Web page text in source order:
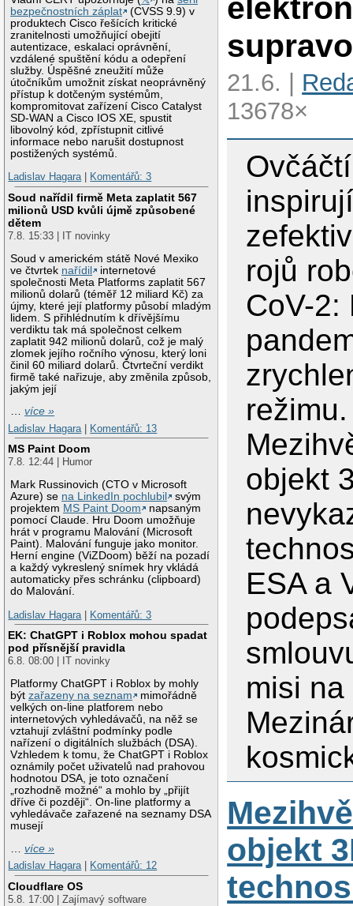
bezpečnostních záplat
(CVSS 9.9) v
produktech Cisco řešících kritické
zranitelnosti umožňující obejití
autentizace, eskalaci oprávnění,
vzdálené spuštění kódu a odepření
služby. Úspěšné zneužití může
útočníkům umožnit získat neoprávněný
přístup k dotčeným systémům,
kompromitovat zařízení Cisco Catalyst
SD-WAN a Cisco IOS XE, spustit
libovolný kód, zpřístupnit citlivé
informace nebo narušit dostupnost
postižených systémů.
Ladislav Hagara| Komentářů: 3
Soud nařídil firmě Meta zaplatit 567
milionů USD kvůli újmě způsobené
dětem
7.8. 15:33 | IT novinky
Soud v americkém státě Nové Mexiko
ve čtvrtek nařídil
internetové
společnosti Meta Platforms zaplatit 567
milionů dolarů (téměř 12 miliard Kč) za
újmy, které její platformy působí mladým
lidem. S přihlédnutím k dřívějšímu
verdiktu tak má společnost celkem
zaplatit 942 milionů dolarů, což je malý
zlomek jejího ročního výnosu, který loni
činil 60 miliard dolarů. Čtvrteční verdikt
firmě také nařizuje, aby změnila způsob,
jakým její
…více »
Ladislav Hagara
Komentářů: 13
MS Paint Doom
7.8. 12:44 | Humor
Mark Russinovich (CTO v Microsoft
Azure) se na LinkedIn pochlubil
svým
projektem MS Paint Doom
napsaným
pomocí Claude. Hru Doom umožňuje
hrát v programu Malování (Microsoft
Paint). Malování funguje jako monitor.
Herní engine (ViZDoom) běží na pozadí
a každý vykreslený snímek hry vkládá
automaticky přes schránku (clipboard)
do Malování.
Ladislav Hagara
Komentářů: 3
EK: ChatGPT i Roblox mohou spadat
pod přísnější pravidla
6.8. 08:00 | IT novinky
Platformy ChatGPT i Roblox by mohly
býtzařazeny na seznam
mimořádně
velkých on-line platforem nebo
internetových vyhledávačů, na něž se
vztahují zvláštní podmínky podle
nařízení o digitálních službách (DSA).
Vzhledem k tomu, že ChatGPT i Roblox
oznámily počet uživatelů nad prahovou
hodnotou DSA, je toto označení
„rozhodně možné“ a mohlo by „přijít
dříve či později“. On-line platformy a
vyhledávače zařazené na seznamy DSA
musejí
…více »
Ladislav Hagara| Komentářů: 12
Cloudflare OS
5.8. 17:00 | Zajímavý software
21.6. |
13678×
rojů
CoV-2:
režimu.
objekt
ESA a
misi na
objekt